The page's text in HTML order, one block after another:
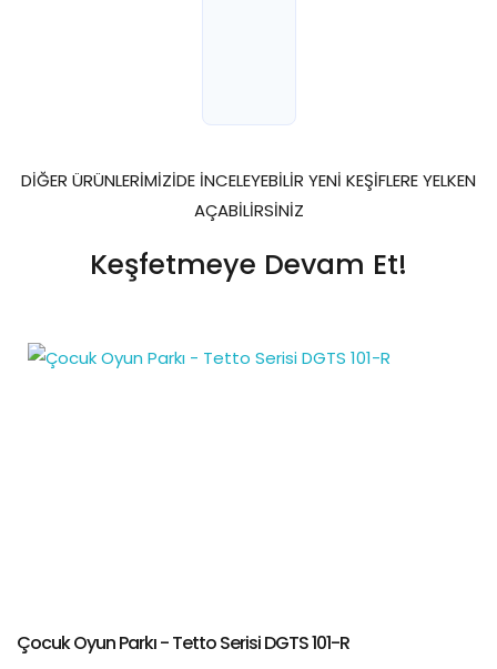
DİĞER ÜRÜNLERİMİZİDE İNCELEYEBİLİR YENİ KEŞİFLERE YELKEN
AÇABİLİRSİNİZ
Keşfetmeye Devam Et!
Çocuk Oyun Parkı - Tetto Serisi DGTS 101-R